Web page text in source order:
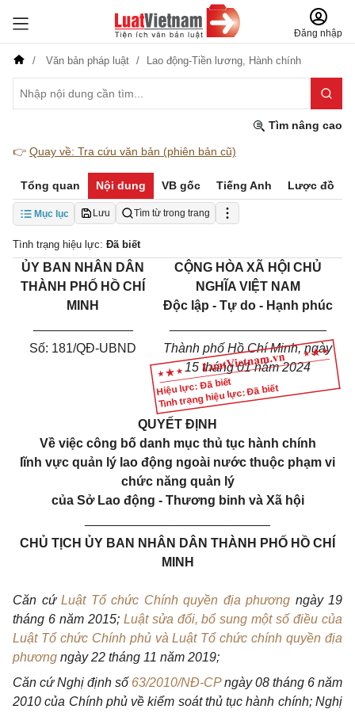
Đăng nhập
Văn bản pháp luật Lao động-Tiền lương, Hành chính
Tìm nâng cao
👉 Quay về: Tra cứu văn bản (phiên bản cũ)
Tổng quan Nội dung VB gốc Tiếng Anh Lược đồ
Mục lục Lưu Tìm từ trong trang
Tình trạng hiệu lực: Đã biết
Hiệu lực: Đã biết
Tình trạng hiệu lực: Đã biết
ỦY BAN NHÂN DÂN
THÀNH PHỐ HỒ CHÍ
MINH
Số: 181/QĐ-UBND
CỘNG HÒA XÃ HỘI CHỦ
NGHĨA VIỆT NAM
Độc lập - Tự do - Hạnh phúc
Thành phố Hồ Chí Minh, ngày
15 tháng 01 năm 2024
QUYẾT ĐỊNH
Về việc công bố danh mục thủ tục hành chính
lĩnh vực quản lý lao động ngoài nước thuộc phạm vi
chức năng quản lý
của Sở Lao động - Thương binh và Xã hội
CHỦ TỊCH ỦY BAN NHÂN DÂN THÀNH PHỐ HỒ CHÍ
MINH
Căn cứ Luật Tổ chức Chính quyền địa phương ngày 19
tháng 6 năm 2015;Luật sửa đổi, bổ sung một số điều của
Luật Tổ chức Chính phủ và Luật Tổ chức chính quyền địa
phương ngày 22 tháng 11 năm 2019;
Căn cứ Nghị định số 63/2010/NĐ-CPngày 08 tháng 6 năm
2010 của Chính phủ về kiểm soát thủ tục hành chính; Nghị